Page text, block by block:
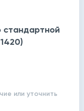
стандартной
или уточнить